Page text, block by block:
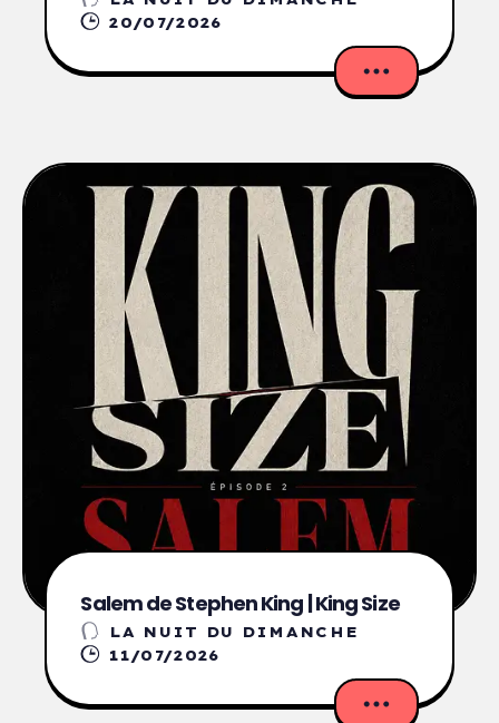
20/07/2026
Salem de Stephen King | King Size
LA NUIT DU DIMANCHE
11/07/2026